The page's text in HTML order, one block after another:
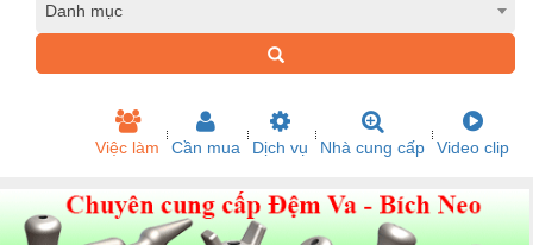
Danh mục
Việc làm Cần mua Dịch vụ Nhà cung cấp Video clip